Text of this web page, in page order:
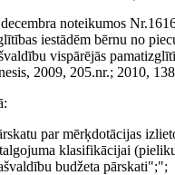
noteikumos
iestādēm bērnu no
vispārējās
2009, 205.nr.; 2010,
par mērķdotācijas
klasifikācijai
budžeta pārskati";";